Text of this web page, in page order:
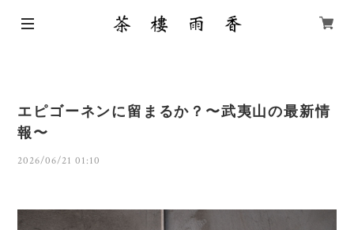
エピゴーネンに留まるか？〜武夷山の最新情
報〜
2026/06/21 01:10